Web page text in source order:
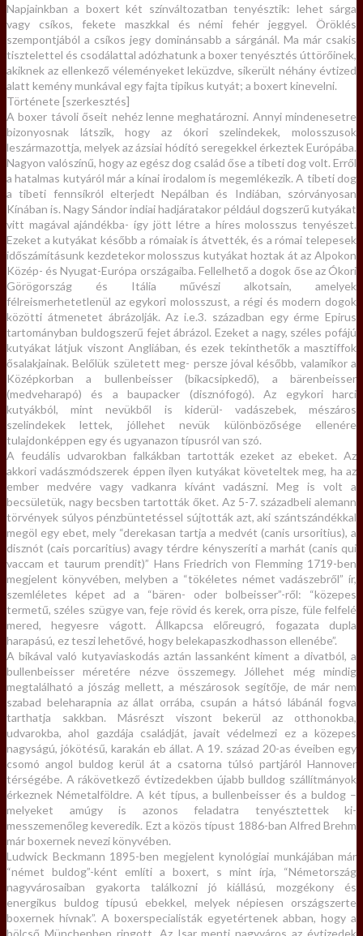
Napjainkban a boxert két színváltozatban tenyésztik: lehet sárga
vagy csíkos, fekete maszkkal és némi fehér jeggyel. Öröklés
szempontjából a csíkos jegy dominánsabb a sárgánál. Ma már csakis
tisztelettel és csodálattal adózhatunk a boxer tenyésztés úttörőinek,
akiknek az ellenkező véleményeket leküzdve, sikerült néhány évtized
alatt kemény munkával egy fajta tipikus kutyát; a boxert kinevelni.
Története [szerkesztés]
A boxer távoli őseit nehéz lenne meghatározni. Annyi mindenesetre
bizonyosnak látszik, hogy az ókori szelindekek, molosszusok
leszármazottja, melyek az ázsiai hódító seregekkel érkeztek Európába.
Nagyon valószínű, hogy az egész dog család őse a tibeti dog volt. Erről
a hatalmas kutyáról már a kínai irodalom is megemlékezik. A tibeti dog
a tibeti fennsíkról elterjedt Nepálban és Indiában, szórványosan
Kínában is. Nagy Sándor indiai hadjáratakor például dogszerű kutyákat
vitt magával ajándékba- így jött létre a híres molosszus tenyészet.
Ezeket a kutyákat később a rómaiak is átvették, és a római telepesek
időszámításunk kezdetekor molosszus kutyákat hoztak át az Alpokon
Közép- és Nyugat-Európa országaiba. Fellelhető a dogok őse az Ókori
Görögország és Itália művészi alkotsain, amelyek
félreismerhetetlenül az egykori molosszust, a régi és modern dogok
közötti átmenetet ábrázolják. Az i.e.3. században egy érme Epirus
tartományban buldogszerű fejet ábrázol. Ezeket a nagy, széles pofájú
kutyákat látjuk viszont Angliában, és ezek tekinthetők a masztiffok
ősalakjainak. Belőlük született meg- persze jóval később, valamikor a
Középkorban a bullenbeisser (bikacsipkedő), a bärenbeisser
(medveharapó) és a baupacker (disznófogó). Az egykori harci
kutyákból, mint nevükből is kiderül- vadászebek, mészáros
szelindekek lettek, jóllehet nevük különbözősége ellenére
tulajdonképpen egy és ugyanazon típusról van szó.
A feudális udvarokban falkákban tartották ezeket az ebeket. Az
akkori vadászmódszerek éppen ilyen kutyákat követeltek meg, ha az
ember medvére vagy vadkanra kívánt vadászni. Meg is volt a
becsületük, nagy becsben tartották őket. Az 5-7. századbeli alemann
törvények súlyos pénzbüntetéssel sújtották azt, aki szántszándékkal
megöl egy ebet, mely “derekasan tartja a medvét (canis ursoritius), a
disznót (cais porcaritius) avagy térdre kényszeríti a marhát (canis qui
vaccam et taurum prendit)” Hans Friedrich von Flemming 1719-ben
megjelent könyvében, melyben a “tökéletes német vadászebről” ír,
szemléletes képet ad a “bären- oder bolbeisser”-ről: “közepes
termetű, széles szügye van, feje rövid és kerek, orra pisze, füle felfelé
mered, hegyesre vágott. Állkapcsa előreugró, fogazata dupla
harapású, ez teszi lehetővé, hogy belekapaszkodhasson ellenébe”.
A bikával való kutyaviaskodás aztán lassanként kiment a divatból, a
bullenbeisser méretére nézve összemegy. Jóllehet még mindig
megtalálható a jószág mellett, a mészárosok segítője, de már nem
szabad beleharapnia az állat orrába, csupán a hátsó lábánál fogva
tarthatja sakkban. Másrészt viszont bekerül az otthonokba,
udvarokba, ahol gazdája családját, javait védelmezi ez a közepes
nagyságú, jókötésű, karakán eb állat. A 19. század 20-as éveiben egy
csomó angol buldog kerül át a csatorna túlsó partjáról Hannover
térségébe. A rákövetkező évtizedekben újabb bulldog szállítmányok
érkeznek Németalföldre. A két típus, a bullenbeisser és a buldog –
melyeket amúgy is azonos feladatra tenyésztettek ki-
messzemenőleg keveredik. Ezt a közös típust 1886-ban Alfred Brehm
már boxernek nevezi könyvében.
Ludwick Beckmann 1895-ben megjelent kynológiai munkájában már
“német buldog”-ként említi a boxert, s mint írja, “Németország
nagyvárosaiban gyakorta találkozni jó kiállású, mozgékony és
energikus buldog típusú ebekkel, melyek népiesen országszerte
boxernek hívnak”. A boxerspecialisták egyetértenek abban, hogy a
bölcső Münchenben ringott. Az Isar menti nagyváros az évtizedek